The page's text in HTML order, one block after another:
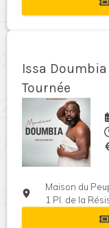
Issa
Tournée
Maison du
1 Pl. de la